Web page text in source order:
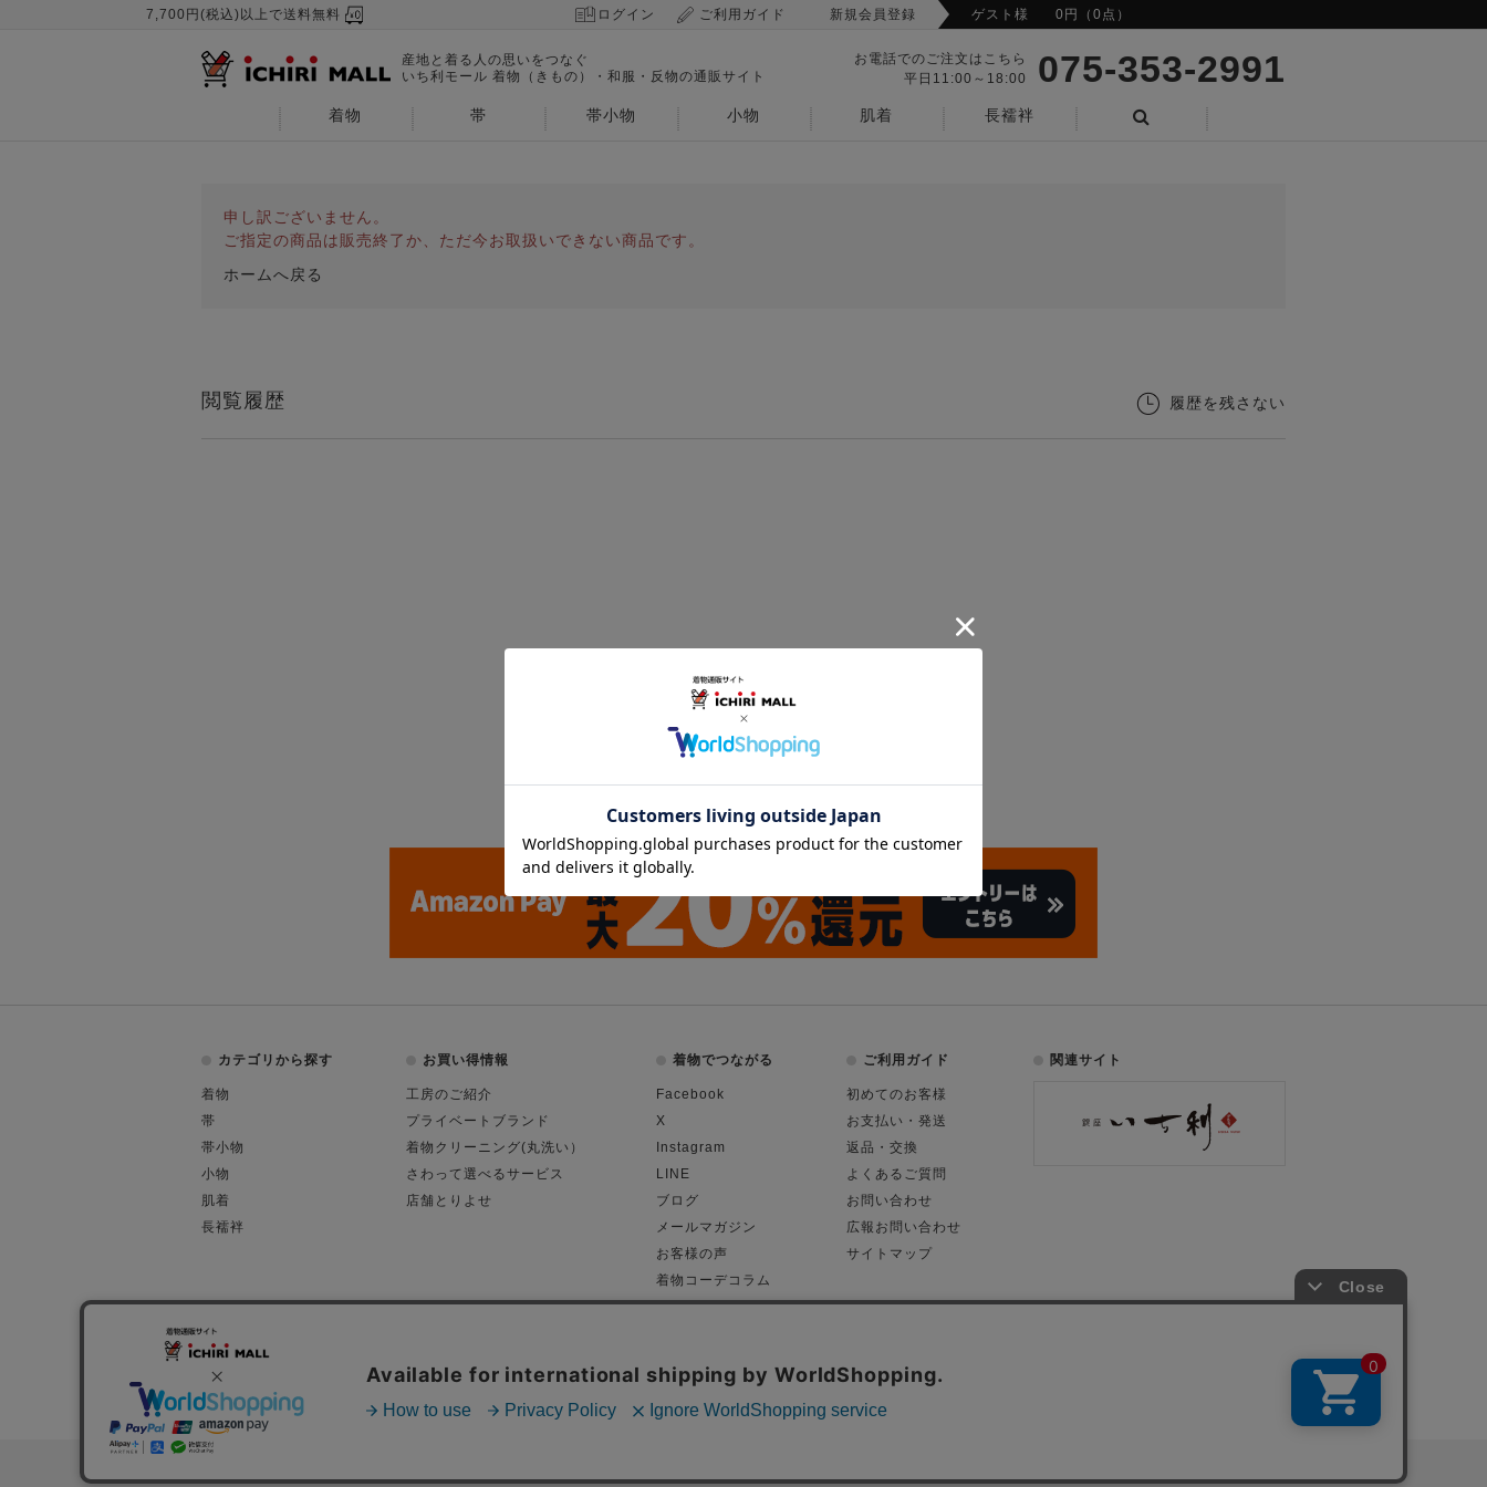
7,700円(税込)以上で送料無料 ログイン ご利用ガイド 新規会員登録 ゲスト様 0円（0点）
産地と着る人の思いをつなぐ
いち利モール 着物（きもの）・和服・反物の通販サイト
お電話でのご注文はこちら
平日11:00～18:00
075-353-2991
着物 帯 帯小物 小物 肌着
長襦袢
申し訳ございません。
ご指定の商品は販売終了か、ただ今お取扱いできない商品です。
ホームへ戻る
閲覧履歴 履歴を残さない
カテゴリから探す
着物
帯
帯小物
小物
肌着
長襦袢
お買い得情報
工房のご紹介
プライベートブランド
着物クリーニング(丸洗い）
さわって選べるサービス
店舗とりよせ
着物でつながる
Facebook
X
Instagram
LINE
ブログ
メールマガジン
お客様の声
着物コーデコラム
ご利用ガイド
初めてのお客様
お支払い・発送
返品・交換
よくあるご質問
お問い合わせ
広報お問い合わせ
サイトマップ
関連サイト